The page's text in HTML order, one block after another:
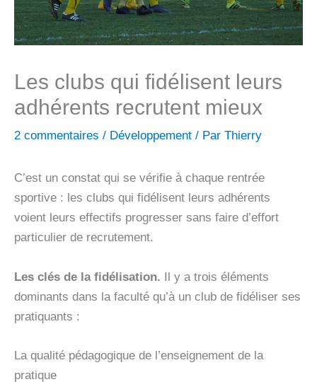
Les clubs qui fidélisent leurs
adhérents recrutent mieux
2 commentaires / Développement / Par Thierry
C’est un constat qui se vérifie à chaque rentrée
sportive : les clubs qui fidélisent leurs adhérents
voient leurs effectifs progresser sans faire d’effort
particulier de recrutement.
Les clés de la fidélisation. Il y a trois éléments
dominants dans la faculté qu’à un club de fidéliser ses
pratiquants :
La qualité pédagogique de l’enseignement de la
pratique